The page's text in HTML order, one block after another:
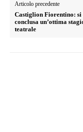
Articolo precedente
Castiglion Fiorentino: si
conclusa un’ottima
teatrale